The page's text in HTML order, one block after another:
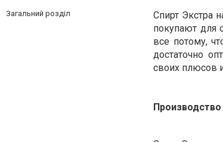
Загальний розділ
Спирт Экстра
покупают для
все потому,
достаточно
своих плюсов
Производство